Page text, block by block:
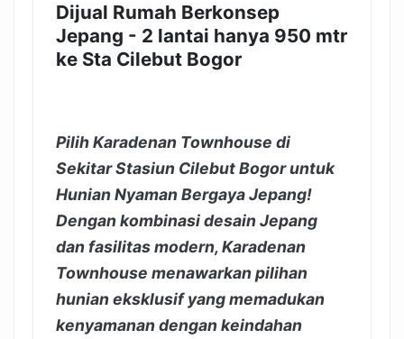
Dijual Rumah Berkonsep
Jepang - 2 lantai hanya 950 mtr
ke Sta Cilebut Bogor
Pilih Karadenan Townhouse di
Sekitar Stasiun Cilebut Bogor untuk
Hunian Nyaman Bergaya Jepang!
Dengan kombinasi desain Jepang
dan fasilitas modern, Karadenan
Townhouse menawarkan pilihan
hunian eksklusif yang memadukan
kenyamanan dengan keindahan